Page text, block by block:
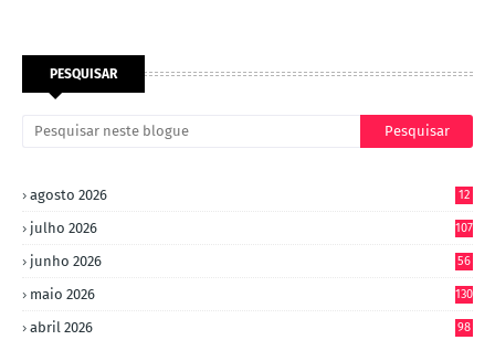
PESQUISAR
agosto 2026 12
julho 2026 107
junho 2026 56
maio 2026 130
abril 2026 98